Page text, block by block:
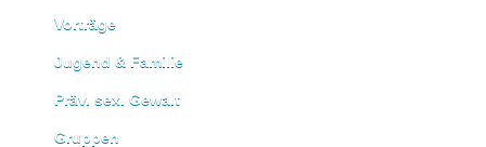
Vorträge
Jugend & Familie
Präv. sex. Gewalt
Gruppen